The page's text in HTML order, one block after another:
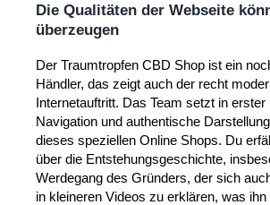
Die Qualitäten der Webseite
überzeugen
Der Traumtropfen CBD Shop ist ein
Händler, das zeigt auch der recht
Internetauftritt. Das Team setzt in erster
Navigation und authentische
dieses speziellen Online Shops. Du
über die Entstehungsgeschichte,
Werdegang des Gründers, der sich
in kleineren Videos zu erklären, was